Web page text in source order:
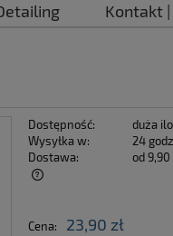
Kontakt
Dostępność:
duża
Wysyłka w:
24
Dostawa:
od 9,90
Cena: 23,90 zł